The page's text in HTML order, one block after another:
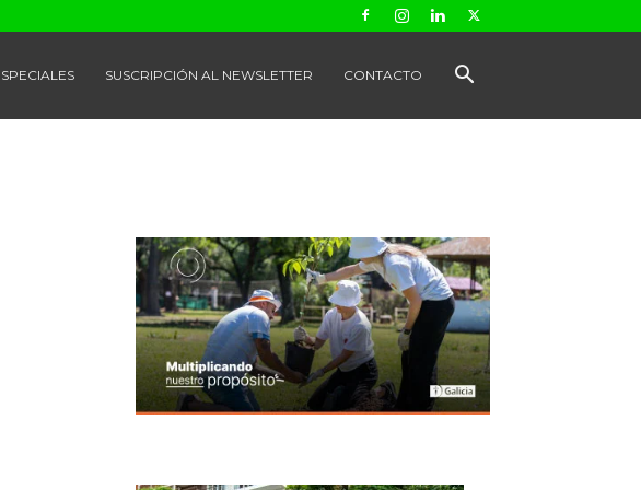
SUSCRIPCIÓN AL NEWSLETTER CONTACTO